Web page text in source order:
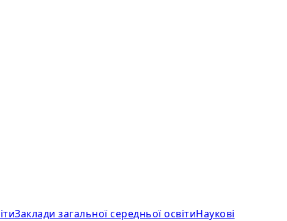
Заклади загальної середньої освітиНаукові